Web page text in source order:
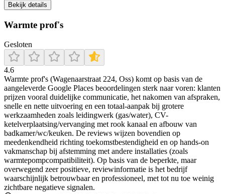
Bekijk details
Warmte prof's
Gesloten
4.6
Warmte prof's (Wagenaarstraat 224, Oss) komt op basis van de
aangeleverde Google Places beoordelingen sterk naar voren: klanten
prijzen vooral duidelijke communicatie, het nakomen van afspraken,
snelle en nette uitvoering en een totaal-aanpak bij grotere
werkzaamheden zoals leidingwerk (gas/water), CV-
ketelverplaatsing/vervanging met rook kanaal en afbouw van
badkamer/wc/keuken. De reviews wijzen bovendien op
meedenkendheid richting toekomstbestendigheid en op hands-on
vakmanschap bij afstemming met andere installaties (zoals
warmtepompcompatibiliteit). Op basis van de beperkte, maar
overwegend zeer positieve, reviewinformatie is het bedrijf
waarschijnlijk betrouwbaar en professioneel, met tot nu toe weinig
zichtbare negatieve signalen.